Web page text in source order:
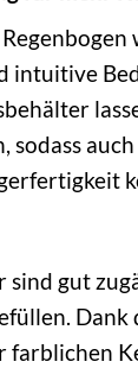
intuitive
sodass
sind gut
Dank
farblichen